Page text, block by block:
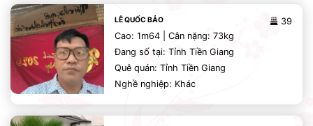
39
LÊ QUỐC BẢO
Cao: 1m64 | Cân nặng: 73kg
Đang số tại: Tỉnh Tiền Giang
Quê quán: Tỉnh Tiền Giang
Nghề nghiệp: Khác